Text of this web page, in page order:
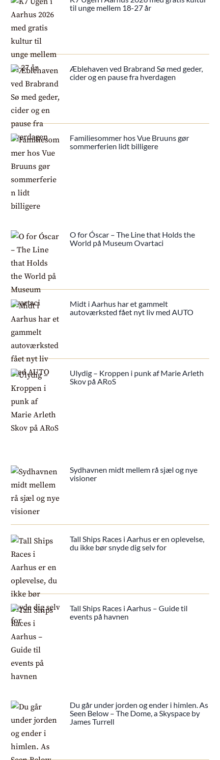
til unge mellem 18-27 år
Æblehaven ved Brabrand Sø med geder,
cider og en pause fra hverdagen
Familiesommer hos Vue Bruuns gør
sommerferien lidt billigere
O for Óscar – The Line that Holds the
World på Museum Ovartaci
Midt i Aarhus har et gammelt
autoværksted fået nyt liv med AUTO
Ulydig – Kroppen i punk af Marie Arleth
Skov på ARoS
Sydhavnen midt mellem rå sjæl og nye
visioner
Tall Ships Races i Aarhus er en oplevelse,
du ikke bør snyde dig selv for
Tall Ships Races i Aarhus – Guide til
events på havnen
Du går under jorden og ender i himlen. As
Seen Below – The Dome, a Skyspace by
James Turrell